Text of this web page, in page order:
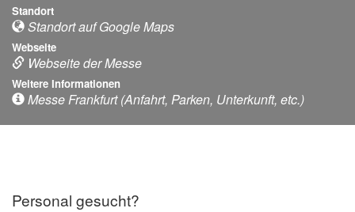
Standort
Standort auf Google Maps
Webseite
Webseite der Messe
Weitere Informationen
Messe Frankfurt (Anfahrt, Parken, Unterkunft, etc.)
Personal gesucht?